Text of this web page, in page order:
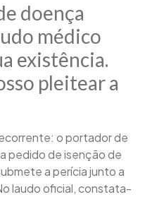
doença
médico
existência.
pleitear a
o portador de
pedido de isenção de
a perícia junto a
laudo oficial, constata-